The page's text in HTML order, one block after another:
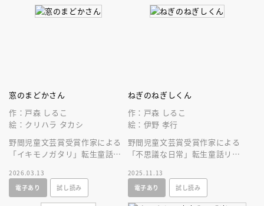
窓のまどかさん
作：戸森 しるこ
絵：クリハラ タカシ
野間児童文芸賞受賞作家による
「イキモノガタリ」転生童話リ
きをし、世界トラベルへ出発す
る！
2026.03.13
電子あり
試し読み
ねぎのねぎしくん
作：戸森 しるこ
絵：伊野 孝行
野間児童文芸賞受賞作家による
「不思議な日常」転生童話リー
から、幸せのありかたを、じわ
じわ感じる！
2025.11.13
電子あり
試し読み